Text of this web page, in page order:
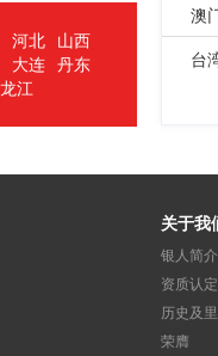
河北 山西
大连 丹东
江
澳
台
关于我
银人简介
资质认定
历史及
荣膺